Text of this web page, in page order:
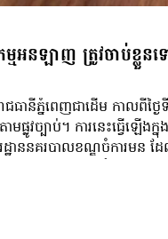
អនឡាញ ត្រូវចាប់ខ្លួនទ
ាជធានីភ្នំពេញជាដើម កាល
ាមផ្លូវច្បាប់។ ការនេះធ្វើ
ាននគរបាលខណ្ឌចំការមន ដ
៧នាក់ ពាក់ព័ន្ធបទល្មើសឆ